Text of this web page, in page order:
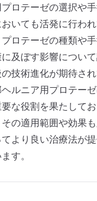
ロテーゼの選択や
いても活発に行わ
ロテーゼの種類や
及ぼす影響につい
技術進化が期待さ
ルニア用プロテー
な役割を果たして
の適用範囲や効果
より良い治療法が
す。